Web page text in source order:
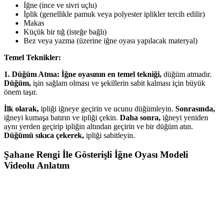
İğne (ince ve sivri uçlu)
İplik (genellikle pamuk veya polyester iplikler tercih edilir)
Makas
Küçük bir tığ (isteğe bağlı)
Bez veya yazma (üzerine iğne oyası yapılacak materyal)
Temel Teknikler:
1. Düğüm Atma: İğne oyasının en temel tekniği, düğüm atmadır.
Düğüm, işin sağlam olması ve şekillerin sabit kalması için büyük
önem taşır.
İlk olarak, ipliği iğneye geçirin ve ucunu düğümleyin. Sonrasında,
iğneyi kumaşa batırın ve ipliği çekin. Daha sonra, iğneyi yeniden
aynı yerden geçirip ipliğin altından geçirin ve bir düğüm atın.
Düğümü sıkıca çekerek, ipliği sabitleyin.
Şahane Rengi İle Gösterişli İğne Oyası Modeli
Videolu Anlatım